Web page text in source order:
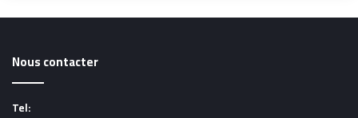
Nous contacter
Tel: